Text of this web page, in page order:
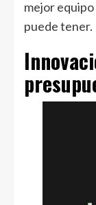
mejor
puede tener.